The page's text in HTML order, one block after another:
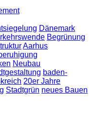
Dänemark
Begrünung
Aarhus
Neubau
baden-
20er Jahre
Stadtgrün neues Bauen